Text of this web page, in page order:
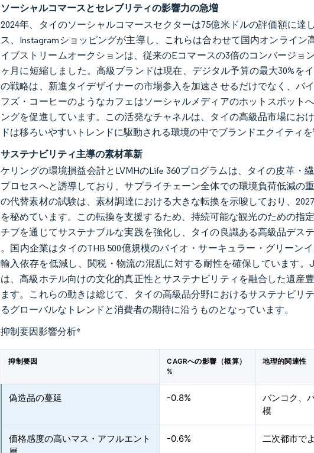
ソーシャルコマースとセレブリティの影響力の急増
2024年、タイのソーシャルコマースセクターは75億米ドルの評価額に達
ス、Instagramショッピングが主導し、これらは合わせて国内オンライ
イブストリームオークションは、従来のEコマースの3倍のコンバージョ
ヶ月に短縮しました。高級ブランドは現在、デジタル予算の最大30%を
の戦略は、新進タイデザイナーの市場参入を加速させるだけでなく、バ
フズ・コーヒーのようなカフェはソーシャルメディアのホットスポット
ングを促進しています。この活発なチャネルは、タイの高級品市場にお
ドは移ろいやすいトレンドに駆動される環境の中でブランドエクイティ
サステナビリティ主導の素材革新
ケリングの環境損益会計とLVMHのLife 360プログラムは、タイの皮革・
プロセスへと誘導しており、サプライチェーン全体での環境負荷低減の
の代替素材の試験は、素材調達における大きな転換を示唆しており、
を秘めています。この転換を支援するため、持続可能な観光のための指
チブを通じてサステナブルな実践を強化し、タイの良識ある高級品デス
。国内企業はタイのTHB 500億規模のバイオ・サーキュラー・グリーン
輸入依存を低減し、関税・物流の混乱に対する耐性を確保しています
は、高級ホテル向けの文化的真正性とサステナビリティを融合した遺産
ます。これらの動きは総じて、タイの高級品分野におけるサステナビリ
るグローバルなトレンドと消費者の期待に沿うものとなっています。
抑制要因影響分析*
抑制要因
CAGRへの影響（概算）
%
地理的関連性
偽造品の蔓延 -0.8%
バンコク、
模
価格感度の高いマス・アフルエント
-0.6% 二次都市で